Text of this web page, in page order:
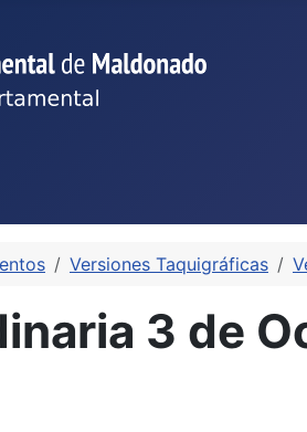
Versiones Taquigráficas
3 de